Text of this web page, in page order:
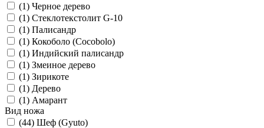
(1) Черное дерево
(1) Стеклотекстолит G-10
(1) Палисандр
(1) Кокоболо (Cocobolo)
(1) Индийский палисандр
(1) Змеиное дерево
(1) Зирикоте
(1) Дерево
(1) Амарант
Вид ножа
(44) Шеф (Gyuto)